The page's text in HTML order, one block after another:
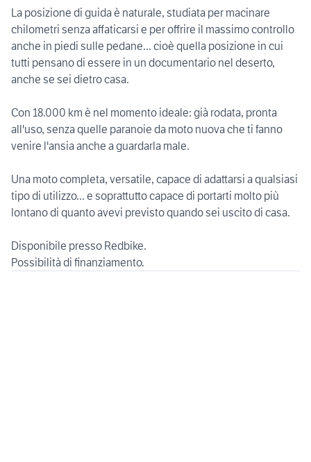
La posizione di guida è naturale, studiata per macinare
chilometri senza affaticarsi e per offrire il massimo controllo
anche in piedi sulle pedane... cioè quella posizione in cui
tutti pensano di essere in un documentario nel deserto,
anche se sei dietro casa.
Con 18.000 km è nel momento ideale: già rodata, pronta
all'uso, senza quelle paranoie da moto nuova che ti fanno
venire l'ansia anche a guardarla male.
Una moto completa, versatile, capace di adattarsi a qualsiasi
tipo di utilizzo... e soprattutto capace di portarti molto più
lontano di quanto avevi previsto quando sei uscito di casa.
Disponibile presso Redbike.